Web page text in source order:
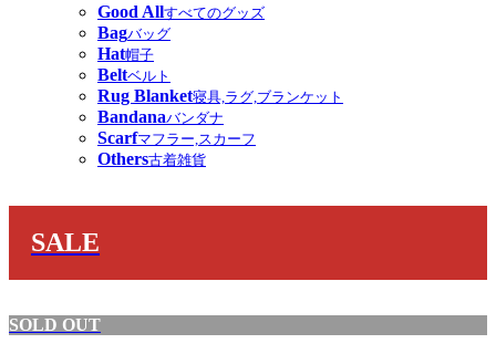
Good Allすべてのグッズ
Bagバッグ
Hat帽子
Beltベルト
Rug Blanket寝具,ラグ,ブランケット
Bandanaバンダナ
Scarfマフラー,スカーフ
Others古着雑貨
SALE
SOLD OUT